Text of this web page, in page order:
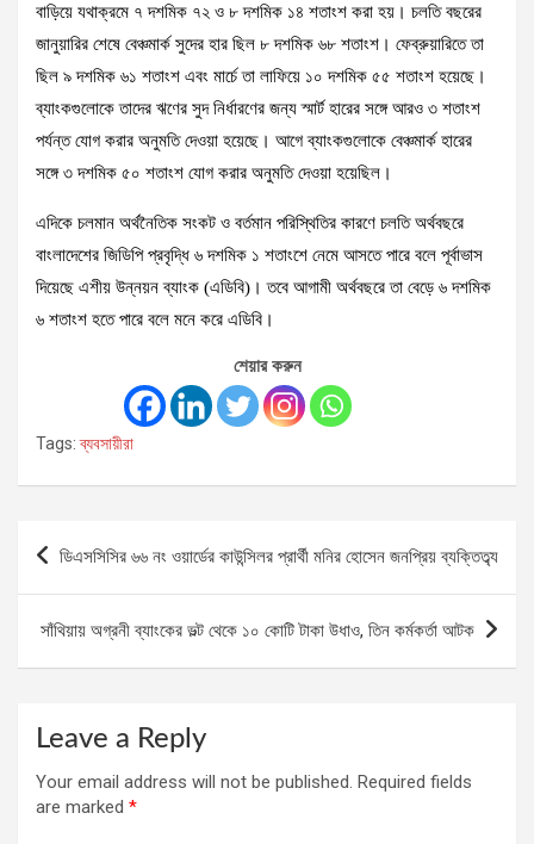
বাড়িয়ে যথাক্রমে ৭ দশমিক ৭২ ও ৮ দশমিক ১৪ শতাংশ করা হয়। চলতি বছরের
জানুয়ারির শেষে বেঞ্চমার্ক সুদের হার ছিল ৮ দশমিক ৬৮ শতাংশ। ফেব্রুয়ারিতে তা
ছিল ৯ দশমিক ৬১ শতাংশ এবং মার্চে তা লাফিয়ে ১০ দশমিক ৫৫ শতাংশ হয়েছে।
ব্যাংকগুলোকে তাদের ঋণের সুদ নির্ধারণের জন্য স্মার্ট হারের সঙ্গে আরও ৩ শতাংশ
পর্যন্ত যোগ করার অনুমতি দেওয়া হয়েছে। আগে ব্যাংকগুলোকে বেঞ্চমার্ক হারের
সঙ্গে ৩ দশমিক ৫০ শতাংশ যোগ করার অনুমতি দেওয়া হয়েছিল।
এদিকে চলমান অর্থনৈতিক সংকট ও বর্তমান পরিস্থিতির কারণে চলতি অর্থবছরে
বাংলাদেশের জিডিপি প্রবৃদ্ধি ৬ দশমিক ১ শতাংশে নেমে আসতে পারে বলে পূর্বাভাস
দিয়েছে এশীয় উন্নয়ন ব্যাংক (এডিবি)। তবে আগামী অর্থবছরে তা বেড়ে ৬ দশমিক
৬ শতাংশ হতে পারে বলে মনে করে এডিবি।
শেয়ার করুন
Tags: ব্যবসায়ীরা
ডিএসসিসির ৬৬ নং ওয়ার্ডের কাউন্সিলর প্রার্থী মনির হোসেন জনপ্রিয় ব্যক্তিত্ব্য
সাঁথিয়ায় অগ্রনী ব্যাংকের ভল্ট থেকে ১০ কোটি টাকা উধাও, তিন কর্মকর্তা আটক
Leave a Reply
Your email address will not be published. Required fields
are marked *